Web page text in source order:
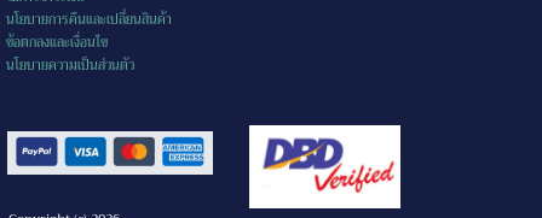
นโยบายการคืนและเปลี่ยนสินค้า
ข้อตกลงและเงื่อนไข
นโยบายความเป็นส่วนตัว